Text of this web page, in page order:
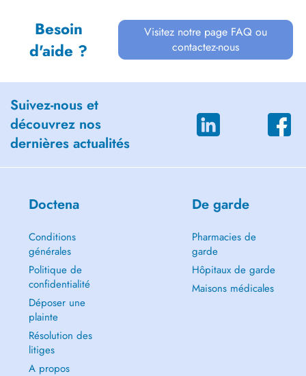
Besoin
d'aide ?
Visitez notre page FAQ ou
contactez-nous
Suivez-nous et
découvrez nos
dernières actualités
Doctena
Conditions
générales
Politique de
confidentialité
Déposer une
plainte
Résolution des
litiges
A propos
De garde
Pharmacies de
garde
Hôpitaux de garde
Maisons médicales